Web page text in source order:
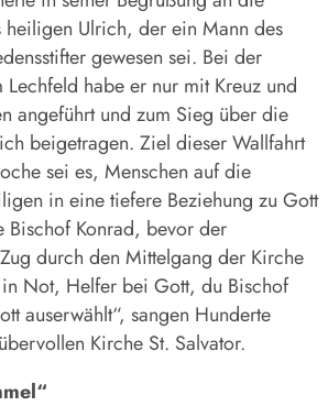
heiligen Ulrich, der ein Mann des
gewesen sei. Bei der
Lechfeld habe er nur mit Kreuz und
angeführt und zum Sieg über die
beigetragen. Ziel dieser Wallfahrt
sei es, Menschen auf die
in eine tiefere Beziehung zu Gott
Bischof Konrad, bevor der
durch den Mittelgang der Kirche
Not, Helfer bei Gott, du Bischof
auserwählt“, sangen Hunderte
Kirche St. Salvator.